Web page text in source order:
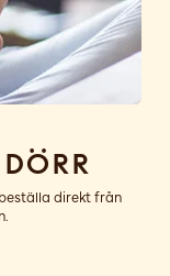
dörr
direkt från